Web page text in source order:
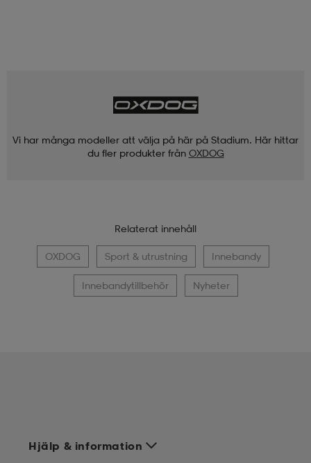
Vi har många modeller att välja på här på Stadium. Här hittar
du fler produkter från OXDOG
Relaterat innehåll
OXDOG Sport & utrustning Innebandy
Innebandytillbehör Nyheter
Hjälp & information